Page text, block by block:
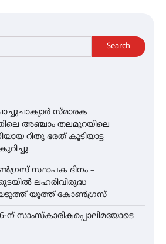
Search
സ്മാരക
അഞ്ചാം തലമുറയിലെ
റിതു ഭരത് കൂടിയാട്ട
സ്ഥാപക ദിനം –
ലഹരിവിരുദ്ധ
യൂത്ത് കോൺഗ്രസ്
ന് സാംസ്കാരികപ്പൊലിമയോടെ